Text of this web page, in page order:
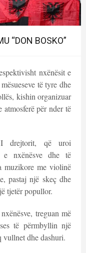
“DON BOSKO”
nxënësit e
të tyre dhe
kishin organizuar
për nder të
drejtorit, që uroi
e nxënësve dhe të
muzikore me violinë
pastaj një skeç dhe
tjetër popullor.
treguan më
të përmbyllin një
vullnet dhe dashuri.